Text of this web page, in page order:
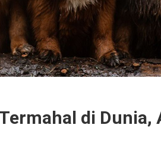
di Dunia,